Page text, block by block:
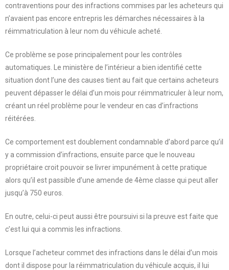
contraventions pour des infractions commises par les acheteurs qui
n’avaient pas encore entrepris les démarches nécessaires à la
réimmatriculation à leur nom du véhicule acheté.
Ce problème se pose principalement pour les contrôles
automatiques. Le ministère de l’intérieur a bien identifié cette
situation dont l’une des causes tient au fait que certains acheteurs
peuvent dépasser le délai d’un mois pour réimmatriculer à leur nom,
créant un réel problème pour le vendeur en cas d’infractions
réitérées.
Ce comportement est doublement condamnable d’abord parce qu’il
y a commission d’infractions, ensuite parce que le nouveau
propriétaire croit pouvoir se livrer impunément à cette pratique
alors qu’il est passible d’une amende de 4ème classe qui peut aller
jusqu’à 750 euros.
En outre, celui-ci peut aussi être poursuivi si la preuve est faite que
c’est lui qui a commis les infractions.
Lorsque l’acheteur commet des infractions dans le délai d’un mois
dont il dispose pour la réimmatriculation du véhicule acquis, il lui